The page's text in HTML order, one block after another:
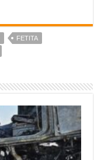
FETITA